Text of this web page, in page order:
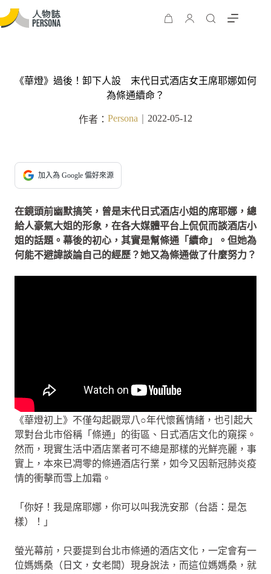
《華燈》過後！卸下人設 末代日式酒店女王席耶娜如何
為條通續命？
作者： Persona 2022-05-12
加入為 Google 偏好來源
在鏡頭前幽默搞笑，曾是末代日式酒店小姐的席耶娜，總
給人豪氣大姐的形象，在各大媒體平台上侃侃而談酒店小
姐的話題。幕後的初心，其實是幫條通「續命」。但她為
何能不避諱談論自己的經歷？她又為條通做了什麼努力？
《華燈初上》不僅勾起觀眾八○年代懷舊情緒，也引起大
眾對台北市俗稱「條通」的街區、日式酒店文化的窺探。
然而，現實生活中酒店業者可不總是那樣的光鮮亮麗，事
實上，本來已凋零的條通酒店行業，如今又因新冠肺炎疫
情的衝擊而雪上加霜。
「你好！我是席耶娜，你可以叫我洗安那（台語：是怎
樣）！」
螢光幕前，只要提到台北市條通的酒店文化，一定會有一
位媽媽桑（日文，女老闆）現身說法，而這位媽媽桑，就